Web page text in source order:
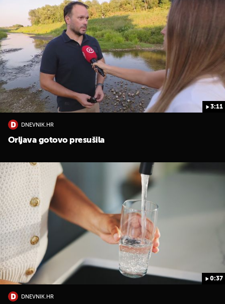
3:11
DNEVNIK.HR
Orljava gotovo presušila
0:37
DNEVNIK.HR